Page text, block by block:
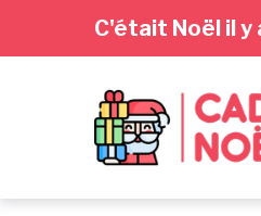
navigation
C'était Noël il y